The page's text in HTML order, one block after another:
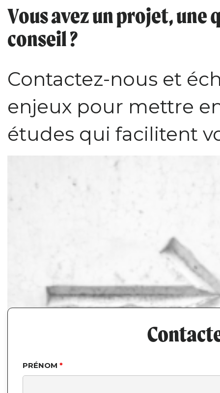
Vous avez un projet, une
conseil ?
Contactez-nous et
enjeux pour mettre
études qui facilitent
PRÉNOM *